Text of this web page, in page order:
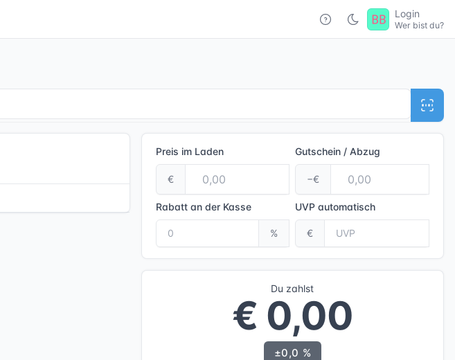
Login
Wer bist du?
Preis im Laden
€
Gutschein / Abzug
−€
Rabatt an der Kasse
%
UVPautomatisch
€
Du zahlst
€ 0,00
±0,0 %